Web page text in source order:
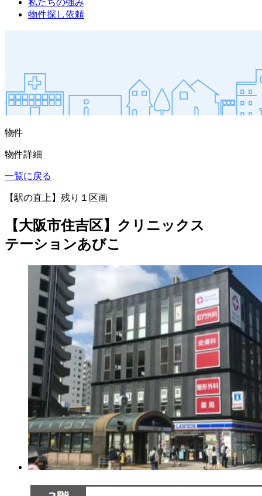
私たちの強み
物件探し依頼
物件
物件詳細
一覧に戻る
【駅の直上】残り１区画
【大阪市住吉区】クリニックス
テーションあびこ